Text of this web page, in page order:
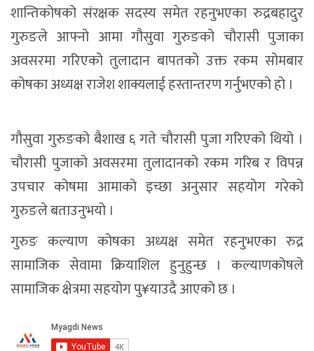
शान्तिकोषको संरक्षक सदस्य समेत रहनुभएका रुद्रबहादुर
गुरुङले आफ्नो आमा गौसुवा गुरुङको चौरासी पुजाका
अवसरमा गरिएको तुलादान बापतको उक्त रकम सोमबार
कोषका अध्यक्ष राजेश शाक्यलाई हस्तान्तरण गर्नुभएको हो ।
गौसुवा गुरुङको बैशाख ६ गते चौरासी पुजा गरिएको थियो ।
चौरासी पुजाको अवसरमा तुलादानको रकम गरिब र विपन्न
उपचार कोषमा आमाको इच्छा अनुसार सहयोग गरेको
गुरुङले बताउनुभयो ।
गुरुङ कल्याण कोषका अध्यक्ष समेत रहनुभएका रुद्र
सामाजिक सेवामा क्रियाशिल हुनुहुन्छ । कल्याणकोषले
सामाजिक क्षेत्रमा सहयोग पु¥याउदै आएको छ ।